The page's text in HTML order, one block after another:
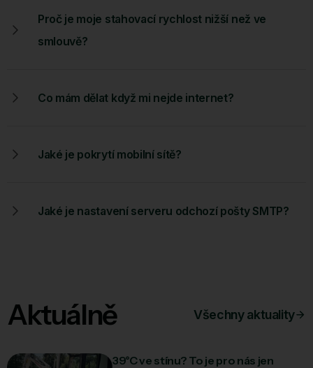
Proč je moje stahovací rychlost nižší než ve
smlouvě?
Co mám dělat když mi nejde internet?
Jaké je pokrytí mobilní sítě?
Jaké je nastavení serveru odchozí pošty SMTP?
Aktuálně Všechny aktuality
39°C ve stínu? To je pro nás jen